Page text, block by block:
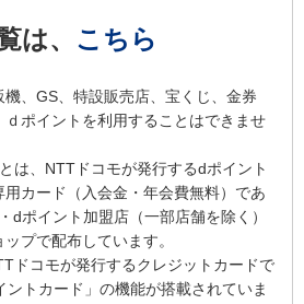
は、 こちら
機、GS、特設販売店、宝くじ、金券
ポイントを利用することはできませ
は、NTTドコモが発行するdポイント
カード（入会金・年会費無料）であ
dポイント加盟店（一部店舗を除く）
プで配布しています。
ドコモが発行するクレジットカードで
トカード」の機能が搭載されていま